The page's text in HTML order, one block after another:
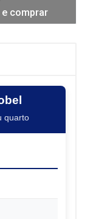
comprar
quarto